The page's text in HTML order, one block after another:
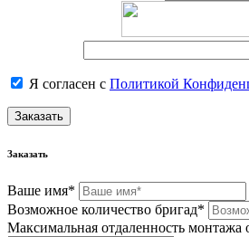
Я согласен с Политикой
Заказать
Заказать
Ваше имя*
Возможное количество бригад*
Максимальная отдаленность